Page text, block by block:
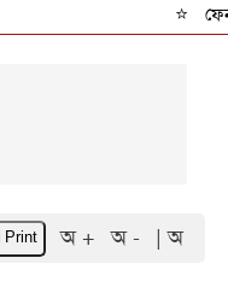
ফেনসিডিল
অ + অ - | অ